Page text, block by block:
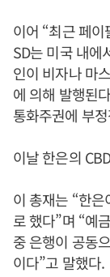
이어 “최근 페
SD는 미국 내에
인이 비자나 마
에 의해 발행된
통화주권에 부
이날 한은의
이 총재는 “한
로 했다”며 “예
중 은행이 공동
이다”고 말했다.